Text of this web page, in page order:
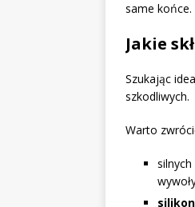
same końce.
Jakie
Szukając
szkodliwych.
Warto